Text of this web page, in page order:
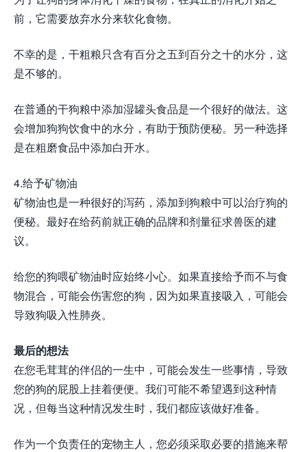
前，它需要放弃水分来软化食物。
不幸的是，干粗粮只含有百分之五到百分之十的水分，这
是不够的。
在普通的干狗粮中添加湿罐头食品是一个很好的做法。这
会增加狗狗饮食中的水分，有助于预防便秘。另一种选择
是在粗磨食品中添加白开水。
4.给予矿物油
矿物油也是一种很好的泻药，添加到狗粮中可以治疗狗的
便秘。最好在给药前就正确的品牌和剂量征求兽医的建
议。
给您的狗喂矿物油时应始终小心。如果直接给予而不与食
物混合，可能会伤害您的狗，因为如果直接吸入，可能会
导致狗吸入性肺炎。
最后的想法
在您毛茸茸的伴侣的一生中，可能会发生一些事情，导致
您的狗的屁股上挂着便便。我们可能不希望遇到这种情
况，但每当这种情况发生时，我们都应该做好准备。
作为一个负责任的宠物主人，您必须采取必要的措施来帮